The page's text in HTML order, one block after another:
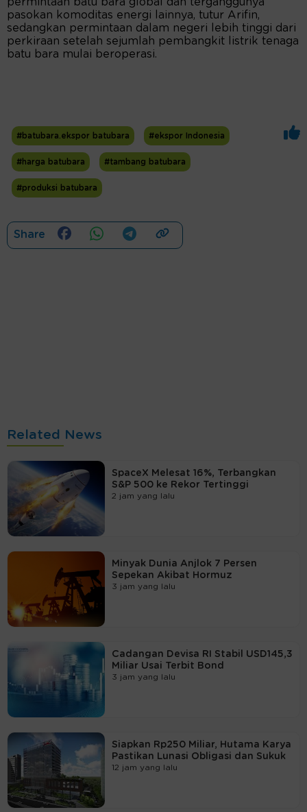
pasokan komoditas energi lainnya, tutur Arifin,
sedangkan permintaan dalam negeri lebih tinggi dari
perkiraan setelah sejumlah pembangkit listrik tenaga
batu bara mulai beroperasi.
#batubara.ekspor batubara #ekspor Indonesia
#harga batubara #tambang batubara
#produksi batubara
Share
Related News
SpaceX Melesat 16%, Terbangkan
S&P 500 ke Rekor Tertinggi
2 jam yang lalu
Minyak Dunia Anjlok 7 Persen
Sepekan Akibat Hormuz
3 jam yang lalu
Cadangan Devisa RI Stabil USD145,3
Miliar Usai Terbit Bond
3 jam yang lalu
Siapkan Rp250 Miliar, Hutama Karya
Pastikan Lunasi Obligasi dan Sukuk
12 jam yang lalu